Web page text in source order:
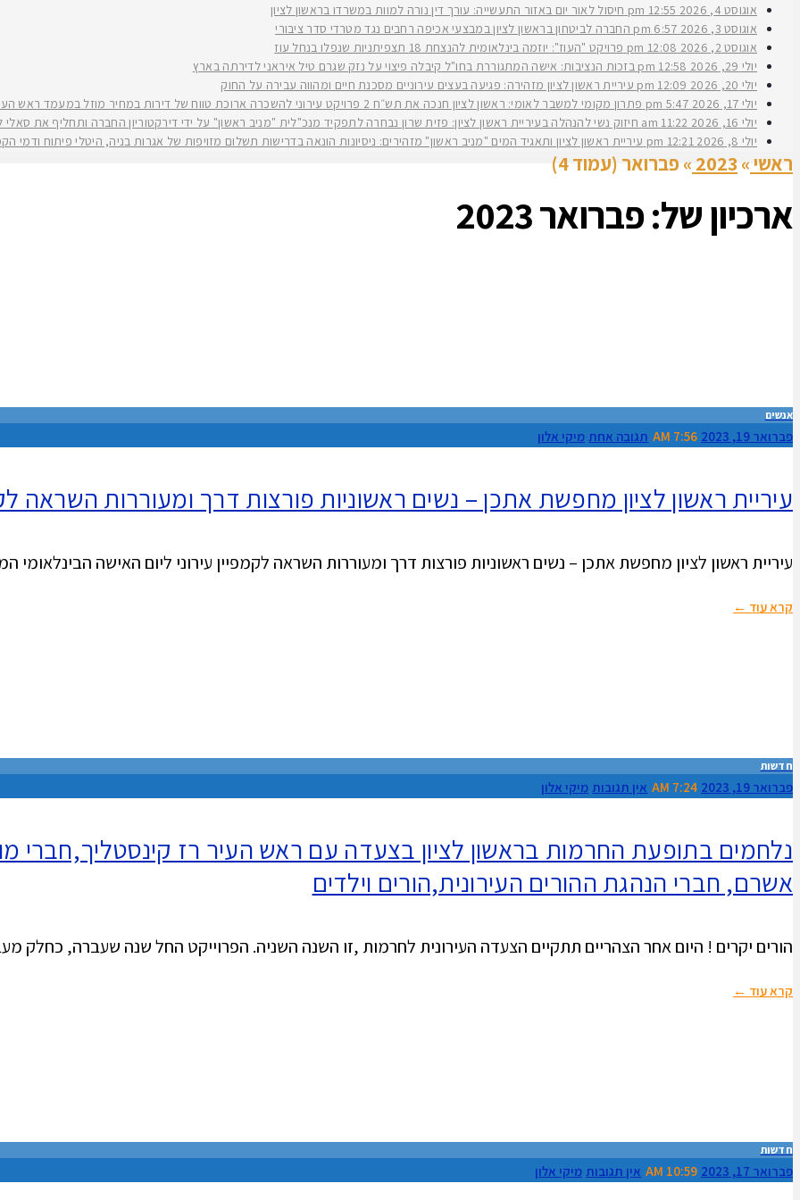
אוגוסט 4, 2026
12:55 pm
חיסול לאור יום באזור התעשייה: עורך דין נורה למוות במשרדו בראשון לציון
אוגוסט 3, 2026
6:57 pm
החברה לביטחון בראשון לציון במבצעי אכיפה רחבים נגד מטרדי סדר ציבורי
אוגוסט 2, 2026
12:08 pm
פרויקט "העוז": יוזמה בינלאומית להנצחת 18 תצפיתניות שנפלו בנחל עוז
יולי 29, 2026
12:58 pm
בזכות הנציבות: אישה המתגוררת בחו"ל קיבלה פיצוי על נזק שגרם טיל איראני לדירתה בארץ
יולי 20, 2026
12:09 pm
עיריית ראשון לציון מזהירה: פגיעה בעצים עירוניים מסכנת חיים ומהווה עבירה על החוק
יולי 17, 2026
5:47 pm
פתרון מקומי למשבר לאומי: ראשון לציון חנכה את תש״ח 2 פרויקט עירוני להשכרה ארוכת טווח של דירות במחיר מוזל במעמד ראש העירייה רז קינסטליך
יולי 16, 2026
11:22 am
חיזוק נשי להנהלה בעיריית ראשון לציון: פזית שרון נבחרה לתפקיד מנכ"לית "מניב ראשון" על ידי דירקטוריון החברה ותחליף את סאלי לוי שפורשת
יולי 8, 2026
12:21 pm עיריית ראשון לציון ותאגיד המים "מניב ראשון" מזהירים: ניסיונות הונאה בדרישות תשלום מזויפות של אגרות בניה, היטלי פיתוח
ראשי»
2023
» פברואר (עמוד 4)
ארכיון של:פברואר 2023
אנשים
פברואר 19, 2023 7:56 AM תגובה אחת מיקי אלון
עיריית ראשון לציון מחפשת אתכן – נשים ראשוניות פורצות דרך ומעוררות השראה
עיריית ראשון לציון מחפשת אתכן – נשים ראשוניות פורצות דרך ומעוררות השראה לקמפיין עירוני ליום האישה
קרא עוד ←
חדשות
פברואר 19, 2023 7:24 AM אין תגובות מיקי אלון
נלחמים בתופעת החרמות בראשון לציון בצעדה עם ראש העיר רז קינסטליך,חברי
אשרם, חברי הנהגת ההורים העירונית,הורים וילדים
הורים יקרים ! היום אחר הצהריים תתקיים הצעדה העירונית לחרמות ,זו השנה השניה. הפרוייקט החל שנה שעברה, כחלק
קרא עוד ←
חדשות
פברואר 17, 2023 10:59 AM אין תגובות מיקי אלון